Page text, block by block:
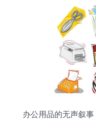
办公用品的无声叙